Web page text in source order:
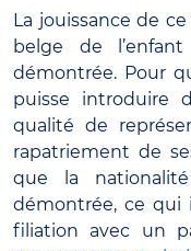
La jouissance de
belge de
démontrée. Pour
puisse introduire
qualité de
rapatriement de
que la
démontrée, ce qui
filiation avec un